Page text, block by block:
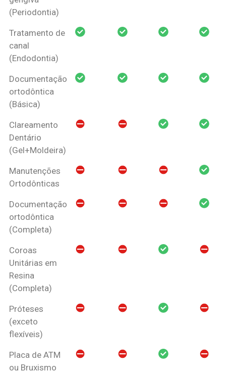
(Periodontia)
Tratamento de
canal
(Endodontia)
Documentação
ortodôntica
(Básica)
Clareamento
Dentário
(Gel+Moldeira)
Manutenções
Ortodônticas
Documentação
ortodôntica
(Completa)
Coroas
Unitárias em
Resina
(Completa)
Próteses
(exceto
flexíveis)
Placa de ATM
ou Bruxismo